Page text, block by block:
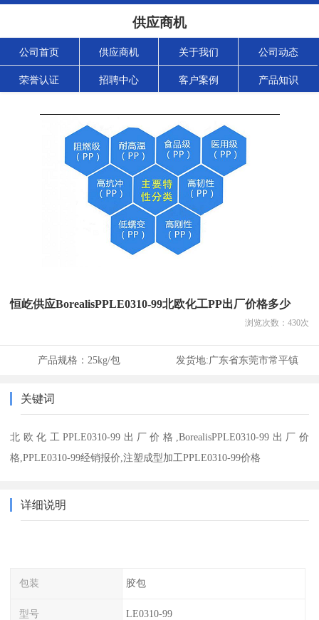
供应商机
公司首页 供应商机 关于我们 公司动态
荣誉认证 招聘中心 客户案例 产品知识
恒屹供应BorealisPPLE0310-99北欧化工PP出厂价格多少
浏览次数： 430次
产品规格： 25kg/包 发货地:广东省东莞市常平镇
关键词
北欧化工PPLE0310-99出厂价格,BorealisPPLE0310-99出厂价
格,PPLE0310-99经销报价,注塑成型加工PPLE0310-99价格
详细说明
包装 胶包
型号 LE0310-99